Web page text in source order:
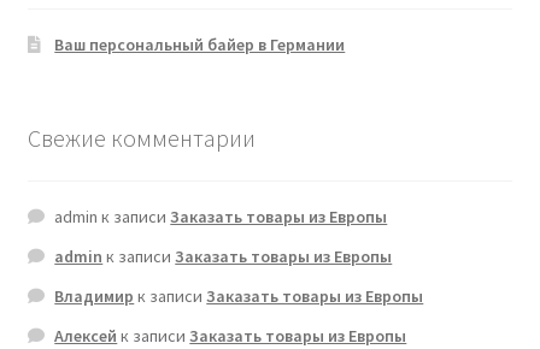
Ваш персональный байер в Германии
Свежие комментарии
admin к записиЗаказать товары из Европы
admin к записиЗаказать товары из Европы
Владимир к записиЗаказать товары из Европы
Алексей к записиЗаказать товары из Европы